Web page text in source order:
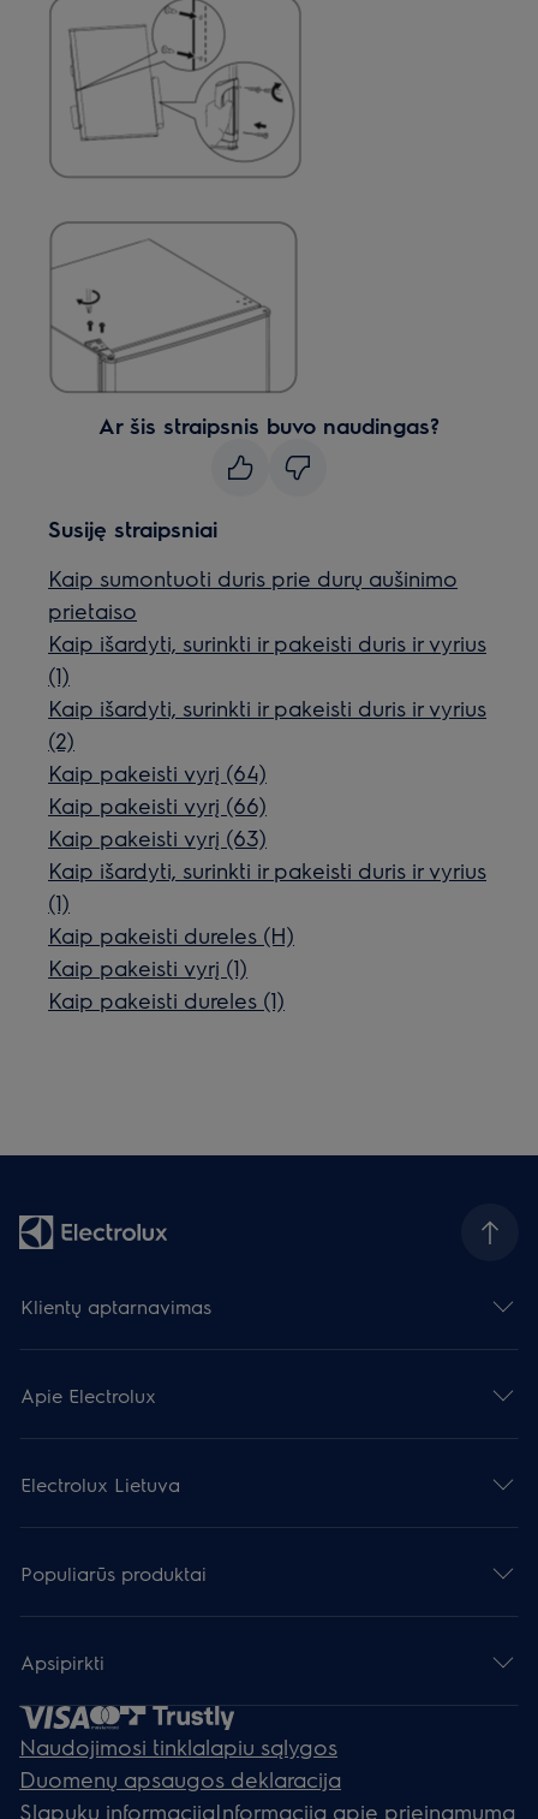
Ar šis straipsnis buvo naudingas?
Susiję straipsniai
Kaip sumontuoti duris prie durų aušinimo
prietaiso
Kaip išardyti, surinkti ir pakeisti duris ir vyrius
(1)
Kaip išardyti, surinkti ir pakeisti duris ir vyrius
(2)
Kaip pakeisti vyrį (64)
Kaip pakeisti vyrį (66)
Kaip pakeisti vyrį (63)
Kaip išardyti, surinkti ir pakeisti duris ir vyrius
(1)
Kaip pakeisti dureles (H)
Kaip pakeisti vyrį (1)
Kaip pakeisti dureles (1)
Klientų aptarnavimas
Apie Electrolux
Electrolux Lietuva
Populiarūs produktai
Apsipirkti
Naudojimosi tinklalapiu sąlygos
Duomenų apsaugos deklaracija
Slapukų informacijaInformacija apie prieinamumą